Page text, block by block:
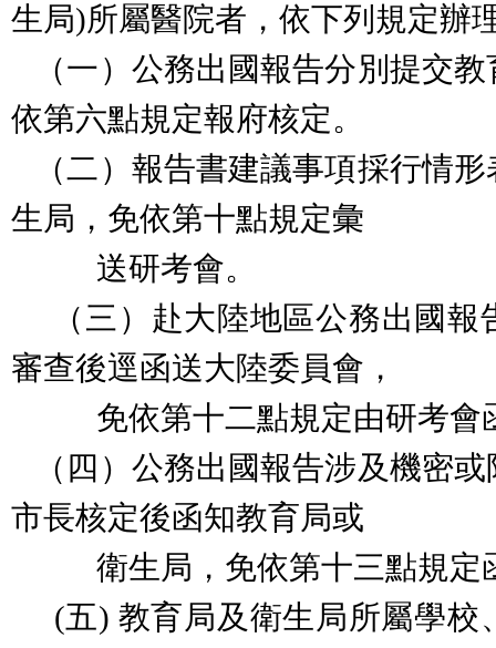
生局)所屬醫院者，依下列規定辦
（一）公務出國報告分別提交
依第六點規定報府核定。
（二）報告書建議事項採行情
生局，免依第十點規定彙
送研考會。
（三）赴大陸地區公務出國報
審查後逕函送大陸委員會，
免依第十二點規定由研考會
（四）公務出國報告涉及機密
市長核定後函知教育局或
衛生局，免依第十三點規定
(五) 教育局及衛生局所屬學校